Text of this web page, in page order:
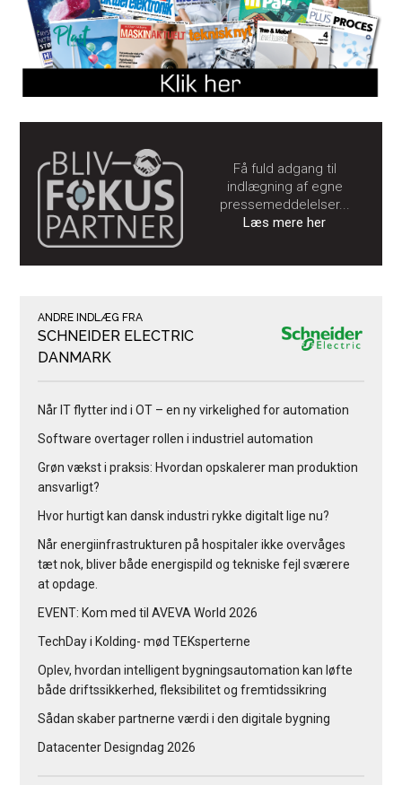
Få fuld adgang til
indlægning af egne
pressemeddelelser...
Læs mere her
ANDRE INDLÆG FRA
SCHNEIDER ELECTRIC
DANMARK
Når IT flytter ind i OT – en ny virkelighed for automation
Software overtager rollen i industriel automation
Grøn vækst i praksis: Hvordan opskalerer man produktion
ansvarligt?
Hvor hurtigt kan dansk industri rykke digitalt lige nu?
Når energiinfrastrukturen på hospitaler ikke overvåges
tæt nok, bliver både energispild og tekniske fejl sværere
at opdage.
EVENT: Kom med til AVEVA World 2026
TechDay i Kolding- mød TEKsperterne
Oplev, hvordan intelligent bygningsautomation kan løfte
både driftssikkerhed, fleksibilitet og fremtidssikring
Sådan skaber partnerne værdi i den digitale bygning
Datacenter Designdag 2026